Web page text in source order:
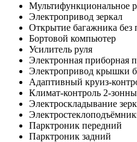
Мультифункциональное
Электропривод зеркал
Открытие багажника
Бортовой компьютер
Усилитель руля
Электронная приборная
Электропривод крышки
Адаптивный круиз-
Климат-контроль 2-
Электроскладывание
Парктроник передний
Парктроник задний